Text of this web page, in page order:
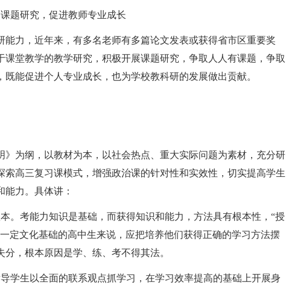
题研究，促进教师专业成长
能力，近年来，有多名老师有多篇论文发表或获得省市区重要奖
堂教学的教学研究，积极开展课题研究，争取人人有课题，争取
能促进个人专业成长，也为学校教科研的发展做出贡献。
》为纲，以教材为本，以社会热点、重大实际问题为素材，充分研
索高三复习课模式，增强政治课的针对性和实效性，切实提高学生
力。具体讲：
。考能力知识是基础，而获得知识和能力，方法具有根本性，“授
定文化基础的高中生来说，应把培养他们获得正确的学习方法摆
，根本原因是学、练、考不得其法。
学生以全面的联系观点抓学习，在学习效率提高的基础上开展身